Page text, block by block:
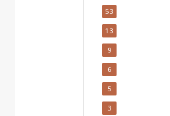
53
13
9
6
5
3